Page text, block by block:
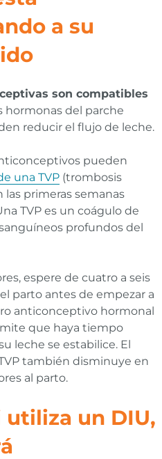
a su
son compatibles
hormonas del parche
reducir el flujo de leche.
pueden
una TVP(trombosis
las primeras semanas
TVP es un coágulo de
profundos del
espere de cuatro a seis
parto antes de empezar a
anticonceptivo hormonal
que haya tiempo
leche se estabilice. El
también disminuye en
al parto.
utiliza un DIU,